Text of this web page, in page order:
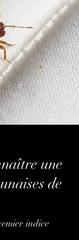
une
de
indice